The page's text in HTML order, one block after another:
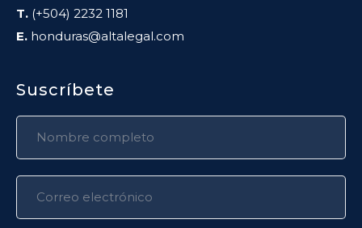
T. (+504) 2232 1181
E. honduras@altalegal.com
Suscríbete